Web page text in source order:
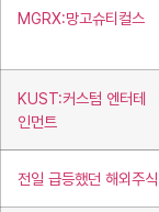
MGRX:망고슈티컬스
KUST:커스텀 엔터테
인먼트
전일 급등했던 해외주